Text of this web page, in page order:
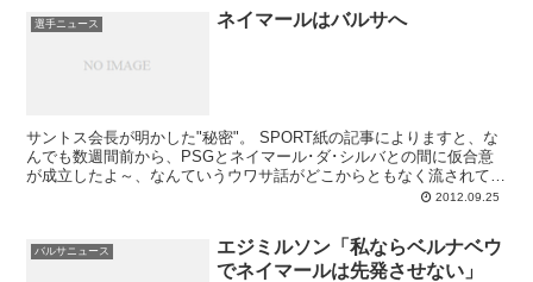
選手ニュース ネイマールはバルサへ
サントス会長が明かした"秘密"。 SPORT紙の記事によりますと、な
んでも数週間前から、PSGとネイマール･ダ･シルバとの間に仮合意
が成立したよ～、なんていうウワサ話がどこからともなく流されてい
2012.09.25
バルサニュース
エジミルソン「私ならベルナベウ
でネイマールは先発させない」